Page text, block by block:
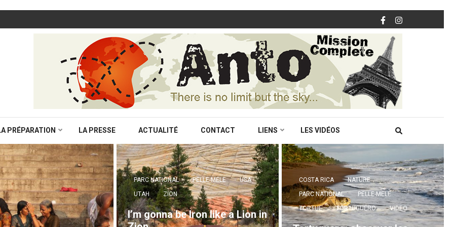
PRÉPARATION LA PRESSE ACTUALITÉ CONTACT LIENS LES VIDÉOS
PARC NATIONAL PELLE-MELE
USA
UTAH
ZION
I’m gonna be Iron like a Lion in
COSTA RICA
NATURE
PARC NATIONAL
PELLE-MELE
TORTUE
TORTUGUERO VIDEO